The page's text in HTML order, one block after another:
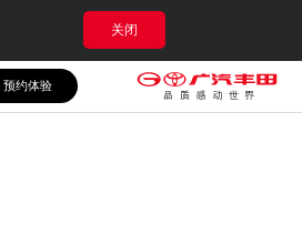
关闭
预约体验